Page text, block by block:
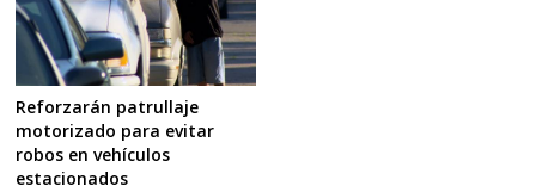
Reforzarán patrullaje
motorizado para evitar
robos en vehículos
estacionados